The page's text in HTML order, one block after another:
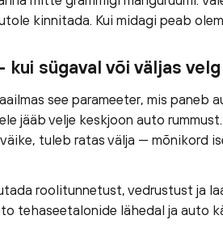
kinnitada. Kui midagi peab
kui sügaval või väljas
see parameeter, mis paneb
jääb velje keskjoon auto
väike, tuleb ratas välja — mõnikord
roolitunnetust, vedrustust ja
tehaseetalonide lähedal ja auto